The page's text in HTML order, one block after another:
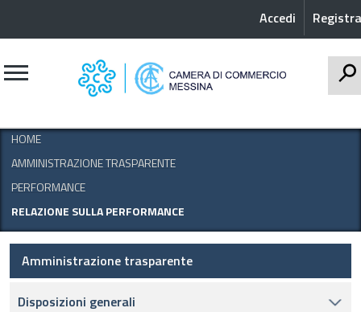
Accedi
HOME
AMMINISTRAZIONE TRASPARENTE
PERFORMANCE
RELAZIONE SULLA PERFORMANCE
Amministrazione trasparente
Disposizioni generali